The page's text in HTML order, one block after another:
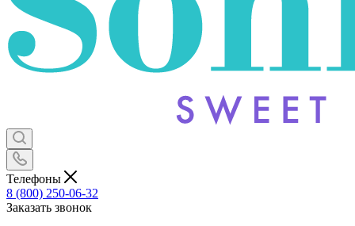
Телефоны
8 (800) 250-06-32
Заказать звонок